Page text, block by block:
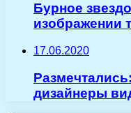
Бурное
изображении
17.06.2020
дизайнеры